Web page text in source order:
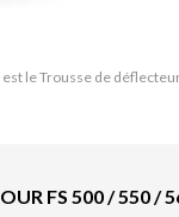
le Trousse de
FS 500 / 550 /